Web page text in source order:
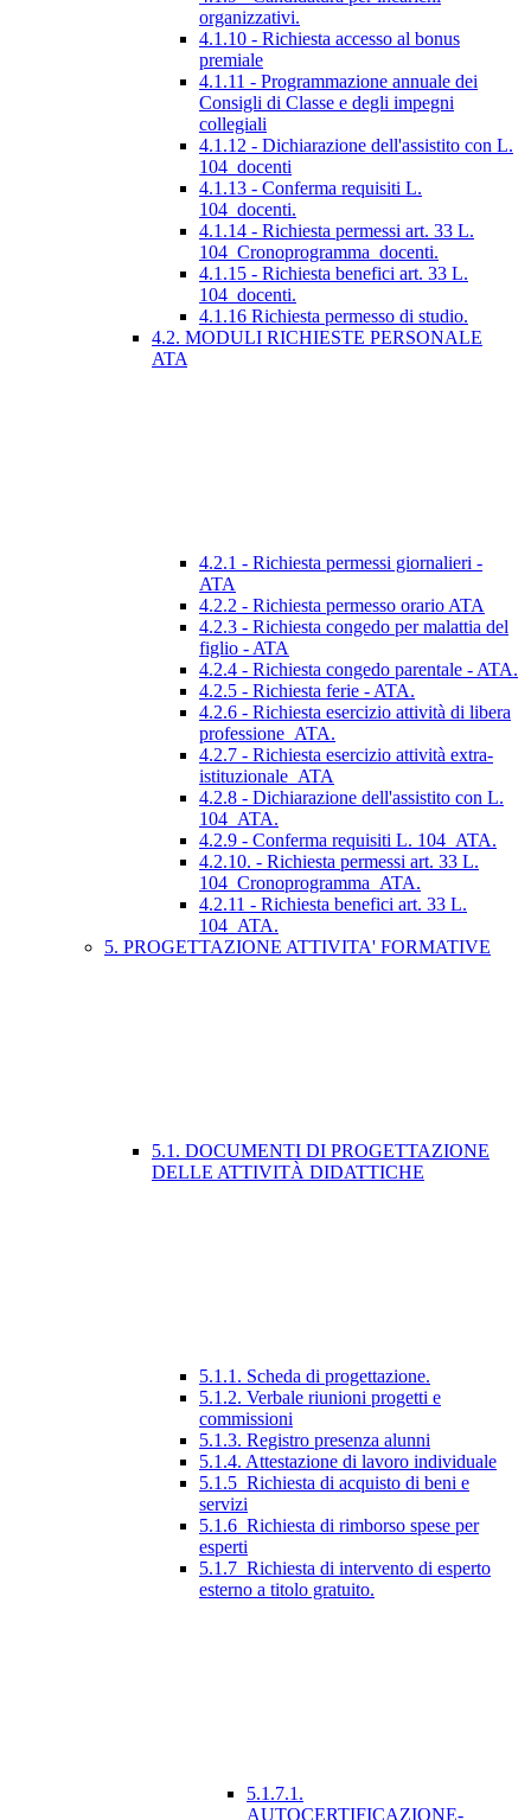
organizzativi.
4.1.10 - Richiesta accesso al bonus
premiale
4.1.11 - Programmazione annuale dei
Consigli di Classe e degli impegni
collegiali
4.1.12 - Dichiarazione dell'assistito con L.
104_docenti
4.1.13 - Conferma requisiti L.
104_docenti.
4.1.14 - Richiesta permessi art. 33 L.
104_Cronoprogramma_docenti.
4.1.15 - Richiesta benefici art. 33 L.
104_docenti.
4.1.16 Richiesta permesso di studio.
4.2. MODULI RICHIESTE PERSONALE
ATA
4.2.1 - Richiesta permessi giornalieri -
ATA
4.2.2 - Richiesta permesso orario ATA
4.2.3 - Richiesta congedo per malattia del
figlio - ATA
4.2.4 - Richiesta congedo parentale - ATA.
4.2.5 - Richiesta ferie - ATA.
4.2.6 - Richiesta esercizio attività di libera
professione_ATA.
4.2.7 - Richiesta esercizio attività extra-
istituzionale_ATA
4.2.8 - Dichiarazione dell'assistito con L.
104_ATA.
4.2.9 - Conferma requisiti L. 104_ATA.
4.2.10. - Richiesta permessi art. 33 L.
104_Cronoprogramma_ATA.
4.2.11 - Richiesta benefici art. 33 L.
104_ATA.
5. PROGETTAZIONE ATTIVITA' FORMATIVE
5.1. DOCUMENTI DI PROGETTAZIONE
DELLE ATTIVITÀ DIDATTICHE
5.1.1. Scheda di progettazione.
5.1.2. Verbale riunioni progetti e
commissioni
5.1.3. Registro presenza alunni
5.1.4. Attestazione di lavoro individuale
5.1.5_Richiesta di acquisto di beni e
servizi
5.1.6_Richiesta di rimborso spese per
esperti
5.1.7_Richiesta di intervento di esperto
esterno a titolo gratuito.
5.1.7.1.
AUTOCERTIFICAZIONE-